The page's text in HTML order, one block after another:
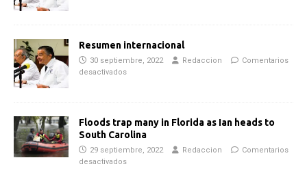
Resumen internacional
30 septiembre, 2022 Redaccion
Comentarios
desactivados
Floods trap many in Florida as Ian heads to
South Carolina
29 septiembre, 2022 Redaccion
Comentarios
desactivados